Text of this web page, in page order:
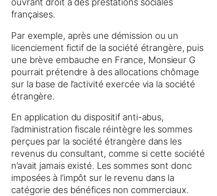
françaises.
Par exemple, après une démission ou un
licenciement fictif de la société étrangère, puis
une brève embauche en France, Monsieur G
pourrait prétendre à des allocations chômage
sur la base de l’activité exercée via la société
étrangère.
En application du dispositif anti-abus,
l’administration fiscale réintègre les sommes
perçues par la société étrangère dans les
revenus du consultant, comme si cette société
n’avait jamais existé. Les sommes sont donc
imposées à l’impôt sur le revenu dans la
catégorie des bénéfices non commerciaux.